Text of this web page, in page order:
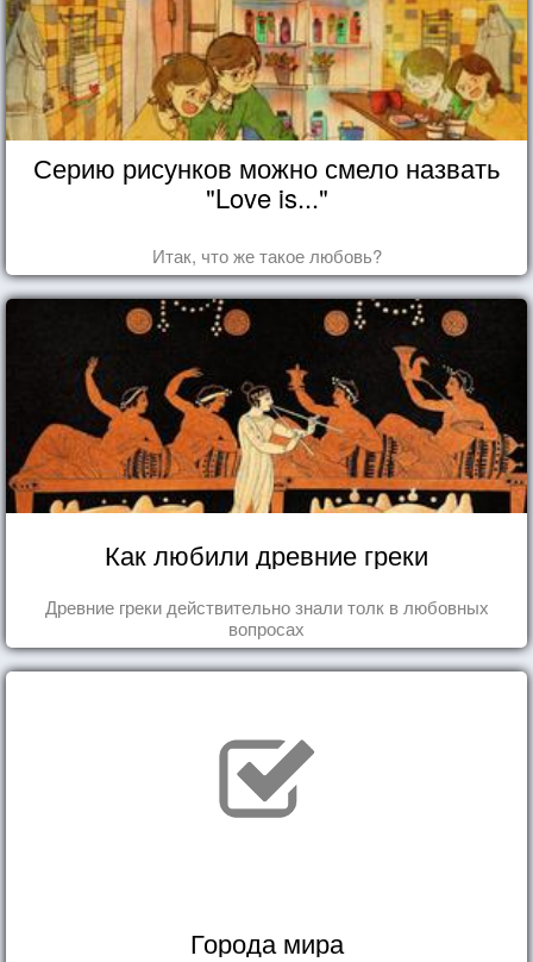
Серию рисунков можно смело назвать
"Love is..."
Итак, что же такое любовь?
Как любили древние греки
Древние греки действительно знали толк в любовных
вопросах
Города мира